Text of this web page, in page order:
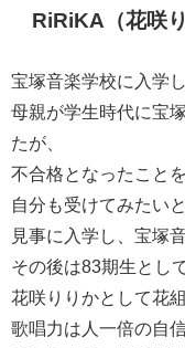
RiRiKA（花咲
宝塚音楽学校に入学
母親が学生時代に宝
たが、
不合格となったことを
自分も受けてみたい
見事に入学し、宝塚
その後は83期生とし
花咲りりかとして花
歌唱力は人一倍の自